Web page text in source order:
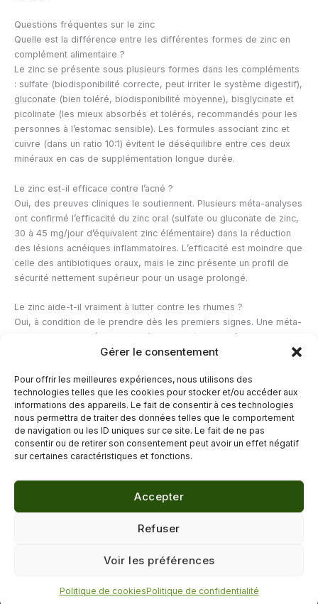
Gérer le consentement
Pour offrir les meilleures expériences, nous utilisons des
technologies telles que les cookies pour stocker et/ou accéder aux
informations des appareils. Le fait de consentir à ces technologies
nous permettra de traiter des données telles que le comportement
de navigation ou les ID uniques sur ce site. Le fait de ne pas
consentir ou de retirer son consentement peut avoir un effet négatif
sur certaines caractéristiques et fonctions.
Accepter
Refuser
Voir les préférences
Politique de cookiesPolitique de confidentialité
Questions fréquentes sur le zinc
Quelle est la différence entre les différentes formes de zinc en
complément alimentaire ?
Le zinc se présente sous plusieurs formes dans les compléments
: sulfate (biodisponibilité correcte, peut irriter le système digestif),
gluconate (bien toléré, biodisponibilité moyenne), bisglycinate et
picolinate (les mieux absorbés et tolérés, recommandés pour les
personnes à l’estomac sensible). Les formules associant zinc et
cuivre (dans un ratio 10:1) évitent le déséquilibre entre ces deux
minéraux en cas de supplémentation longue durée.
Le zinc est-il efficace contre l’acné ?
Oui, des preuves cliniques le soutiennent. Plusieurs méta-analyses
ont confirmé l’efficacité du zinc oral (sulfate ou gluconate de zinc,
30 à 45 mg/jour d’équivalent zinc élémentaire) dans la réduction
des lésions acnéiques inflammatoires. L’efficacité est moindre que
celle des antibiotiques oraux, mais le zinc présente un profil de
sécurité nettement supérieur pour un usage prolongé.
Le zinc aide-t-il vraiment à lutter contre les rhumes ?
Oui, à condition de le prendre dès les premiers signes. Une méta-
analyse Cochrane (2015, mise à jour 2021) a montré que le zinc
(sous forme de losenge ou sirop, 75 mg/jour d’équivalent zinc)
la durée du rhume d’environ 33 %. L’effet préventif est moins bien
établi.
←Article précédent Article suivant→
Confidentialité·